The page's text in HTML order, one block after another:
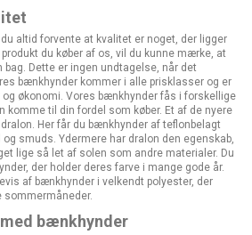
altid forvente at kvalitet er noget, der ligger
du køber af os, vil du kunne mærke, at
Dette er ingen undtagelse, når det
bænkhynder kommer i alle prisklasser og er
økonomi. Vores bænkhynder fås i forskellige
komme til din fordel som køber. Et af de nyere
Her får du bænkhynder af teflonbelagt
smuds. Ydermere har dralon den egenskab,
lige så let af solen som andre materialer. Du
der holder deres farve i mange gode år.
af bænkhynder i velkendt polyester, der
sommermåneder.
bænkhynder